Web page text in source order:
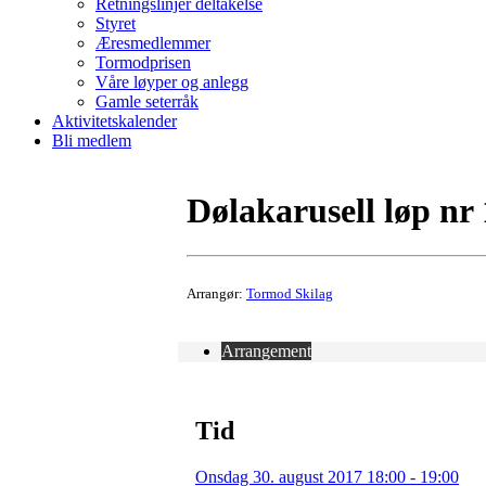
Retningslinjer deltakelse
Styret
Æresmedlemmer
Tormodprisen
Våre løyper og anlegg
Gamle seterråk
Aktivitetskalender
Bli medlem
Dølakarusell løp nr
Arrangør: Tormod Skilag
Arrangement
Tid
Onsdag 30. august 2017 18:00 - 19:00